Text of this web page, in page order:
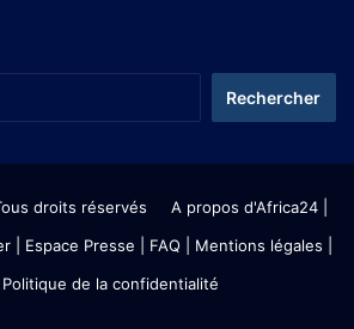
droits réservés A propos d'Africa24|
| Espace Presse | FAQ | Mentions légales
Politique de la confidentialité